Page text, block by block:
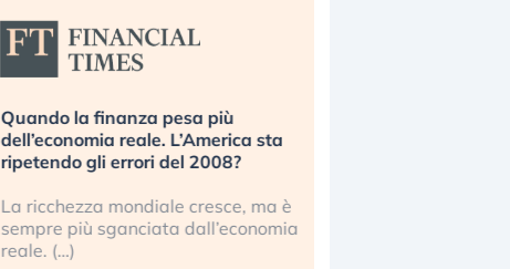
Quando la finanza pesa più
dell’economia reale. L’America sta
ripetendo gli errori del 2008?
La ricchezza mondiale cresce, ma è
sempre più sganciata dall’economia
reale. (…)